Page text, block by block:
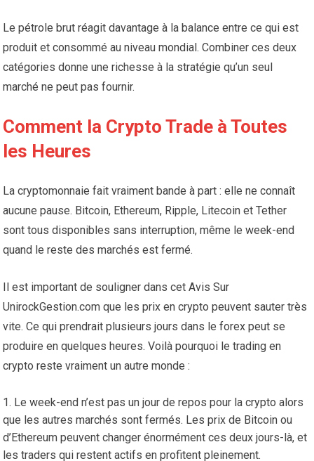
Le pétrole brut réagit davantage à la balance entre ce qui est
produit et consommé au niveau mondial. Combiner ces deux
catégories donne une richesse à la stratégie qu’un seul
marché ne peut pas fournir.
Comment la Crypto Trade à Toutes
les Heures
La cryptomonnaie fait vraiment bande à part : elle ne connaît
aucune pause. Bitcoin, Ethereum, Ripple, Litecoin et Tether
sont tous disponibles sans interruption, même le week-end
quand le reste des marchés est fermé.
Il est important de souligner dans cet Avis Sur
UnirockGestion.com que les prix en crypto peuvent sauter très
vite. Ce qui prendrait plusieurs jours dans le forex peut se
produire en quelques heures. Voilà pourquoi le trading en
crypto reste vraiment un autre monde :
Le week-end n’est pas un jour de repos pour la crypto alors
que les autres marchés sont fermés. Les prix de Bitcoin ou
d’Ethereum peuvent changer énormément ces deux jours-là, et
les traders qui restent actifs en profitent pleinement.